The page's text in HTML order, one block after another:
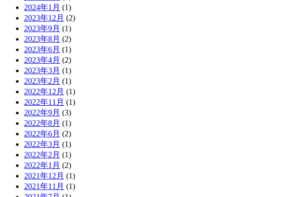
2024年1月 (1)
2023年12月 (2)
2023年9月 (1)
2023年8月 (2)
2023年6月 (1)
2023年4月 (2)
2023年3月 (1)
2023年2月 (1)
2022年12月 (1)
2022年11月 (1)
2022年9月 (3)
2022年8月 (1)
2022年6月 (2)
2022年3月 (1)
2022年2月 (1)
2022年1月 (2)
2021年12月 (1)
2021年11月 (1)